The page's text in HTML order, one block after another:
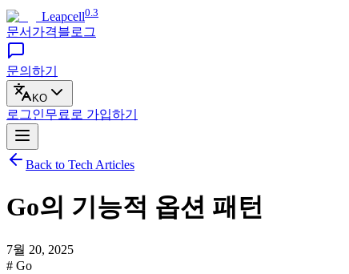
Leapcell0.3
문서 가격블로그
문의하기
KO
로그인무료로 가입하기
Back to Tech Articles
Go의 기능적 옵션 패턴
7월 20, 2025
# Go